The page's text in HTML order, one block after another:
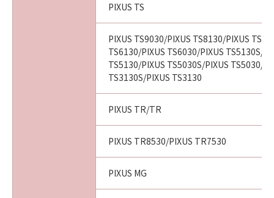
PIXUS TS
PIXUS TS9030/PIXUS TS8130/PIXUS
TS6130/PIXUS TS6030/PIXUS TS5130S/
TS5130/PIXUS TS5030S/PIXUS TS5030/
TS3130S/PIXUS TS3130
PIXUS TR/TR
PIXUS TR8530/PIXUS TR7530
PIXUS MG